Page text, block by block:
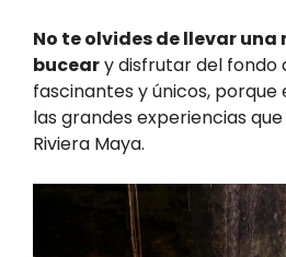
No te olvides de llevar
buceary disfrutar del fondo
fascinantes y únicos, porque
las grandes experiencias
Riviera Maya.